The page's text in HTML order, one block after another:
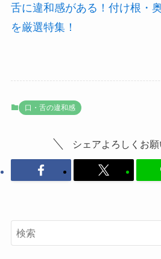
舌に違和感がある！付け根・
を厳選特集！
口・舌の違和感
シェアよろしくお